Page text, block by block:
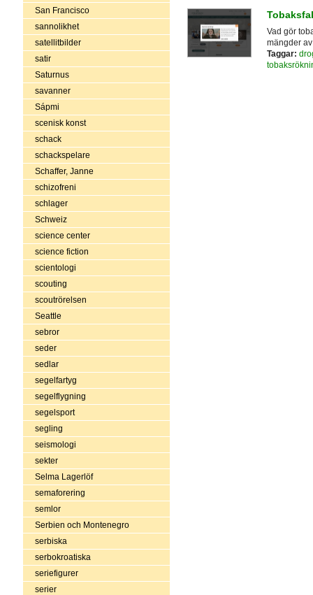
San Francisco
sannolikhet
satellitbilder
satir
Saturnus
savanner
Sápmi
scenisk konst
schack
schackspelare
Schaffer, Janne
schizofreni
schlager
Schweiz
science center
science fiction
scientologi
scouting
scoutrörelsen
Seattle
sebror
seder
sedlar
segelfartyg
segelflygning
segelsport
segling
seismologi
sekter
Selma Lagerlöf
semaforering
semlor
Serbien och Montenegro
serbiska
serbokroatiska
seriefigurer
serier
Vad gör
mängder
Taggar: